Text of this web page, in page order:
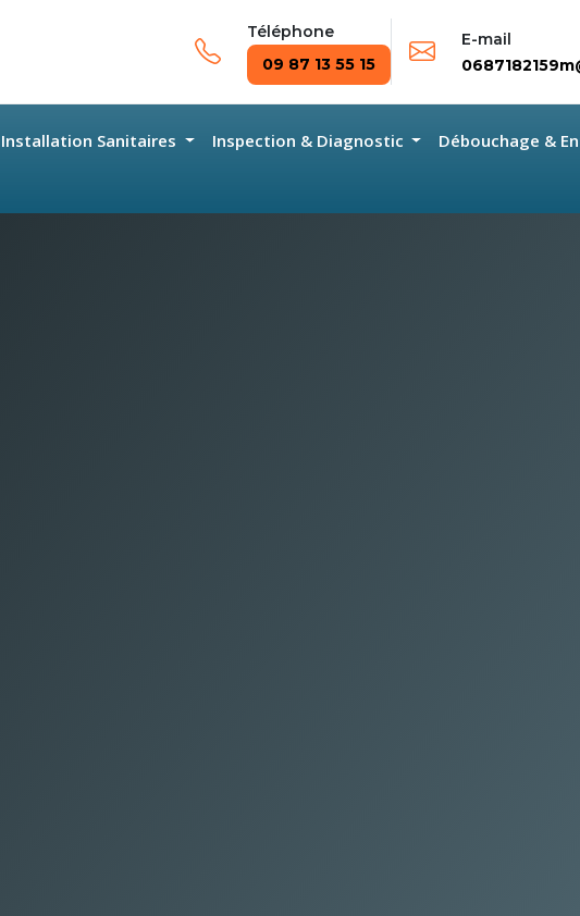
Téléphone
09 87 13 55 15
E-mail
Installation Sanitaires Inspection & Diagnostic Débouchage &